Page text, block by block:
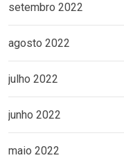
setembro 2022
agosto 2022
julho 2022
junho 2022
maio 2022